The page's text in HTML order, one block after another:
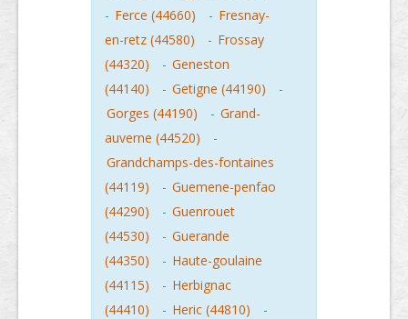
- Ferce (44660) - Fresnay-
en-retz (44580)
- Frossay
(44320)
- Geneston
(44140)
- Getigne (44190)
-
Gorges (44190)
- Grand-
auverne (44520)
-
Grandchamps-des-fontaines
(44119)
- Guemene-penfao
(44290)
- Guenrouet
(44530)
- Guerande
(44350)
- Haute-goulaine
(44115)
- Herbignac
(44410)
- Heric (44810)
-